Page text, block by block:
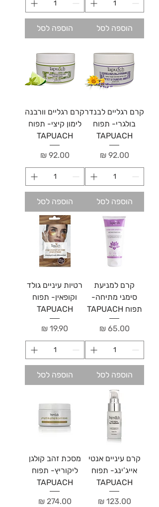
הוספה לסל הוספה לסל
קרם רגליים לבנדר
בולגרי- תפוח
TAPUACH
מחיר‏92.00 ‏₪
הוספה לסל
קרם רגליים וורבנה
לימון קיצי- תפוח
TAPUACH
מחיר‏92.00 ‏₪
הוספה לסל
קרם למניעת
סימני מתיחה-
תפוח TAPUACH
מחיר‏65.00 ‏₪
הוספה לסל
רטיות עיניים גולד
וקופאין- תפוח
TAPUACH
מחיר
הוספה לסל
קרם עיניים אנטי
אייג’ינג- תפוח
TAPUACH
מחיר‏123.00 ‏₪
מסכת זהב קולגן
ליקוריץ- תפוח
TAPUACH
מחיר‏274.00 ‏₪